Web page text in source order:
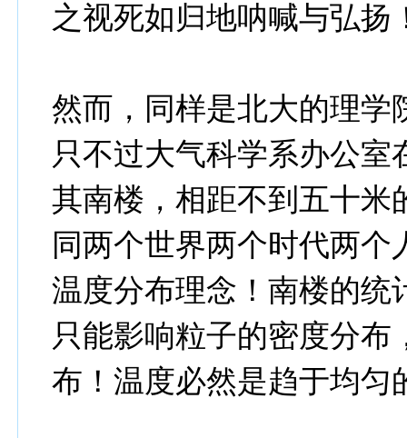
之视死如归地呐喊与弘扬
然而，同样是北大的理学
只不过大气科学系办公
其南楼，相距不到五十米
同两个世界两个时代两
温度分布理念！南楼的统
只能影响粒子的密度分
布！温度必然是趋于均匀